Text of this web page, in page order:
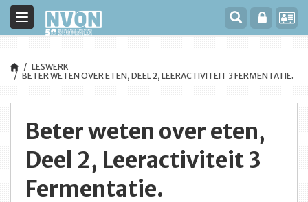
Toggle
navigation
LESWERK
BETER WETEN OVER ETEN, DEEL 2, LEERACTIVITEIT 3 FERMENTATIE.
Beter weten over eten,
Deel 2, Leeractiviteit 3
Fermentatie.